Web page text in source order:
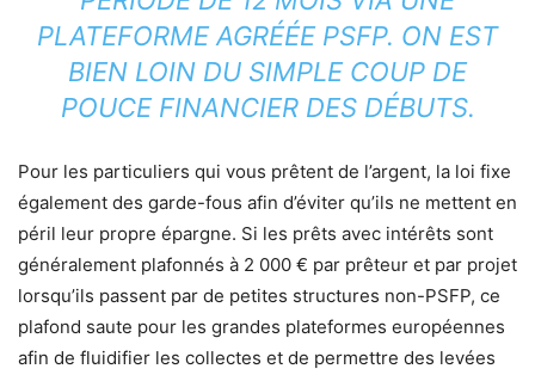
PLATEFORME AGRÉÉE PSFP. ON EST
BIEN LOIN DU SIMPLE COUP DE
POUCE FINANCIER DES DÉBUTS.
Pour les particuliers qui vous prêtent de l’argent, la loi fixe
également des garde-fous afin d’éviter qu’ils ne mettent en
péril leur propre épargne. Si les prêts avec intérêts sont
généralement plafonnés à 2 000 € par prêteur et par projet
lorsqu’ils passent par de petites structures non-PSFP, ce
plafond saute pour les grandes plateformes européennes
afin de fluidifier les collectes et de permettre des levées